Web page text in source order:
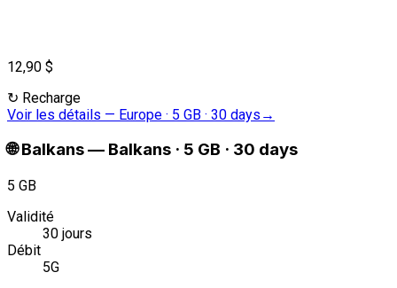
12,90 $
↻ Recharge
Voir les détails — Europe · 5 GB · 30 days →
🌐 Balkans— Balkans · 5 GB · 30 days
5 GB
Validité
30 jours
Débit
5G